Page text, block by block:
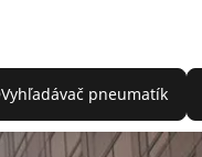
Vyhľadávač pneumatík